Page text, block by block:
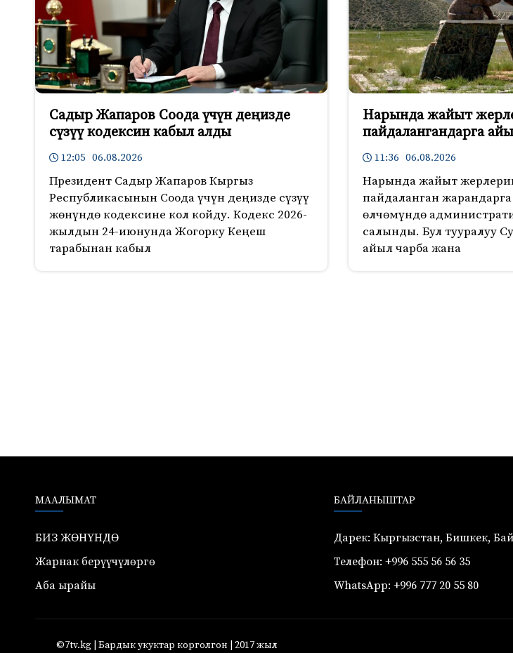
Садыр Жапаров Соода үчүн деңизде
сүзүү кодексин кабыл алды
12:05 06.08.2026
Президент Садыр Жапаров Кыргыз
Республикасынын Соода үчүн деңизде сүзүү
жөнүндө кодексине кол койду. Кодекс 2026-
жылдын 24-июнунда Жогорку Кеңеш
тарабынан кабыл
Нарында жайыт
пайдалангандарга
11:36 06.08.2026
Нарында жайыт
пайдаланган жарандарга
өлчөмүндө
салынды. Бул тууралуу
айыл чарба жана
МААЛЫМАТ
БИЗ ЖӨНҮНДӨ
Жарнак берүүчүлөргө
Аба ырайы
БАЙЛАНЫШТАР
Дарек: Кыргызстан, Бишкек,
Телефон: +996 555 56 56 35
WhatsApp: +996 777 20 55 80
©7tv.kg | Бардык укуктар корголгон | 2017 жыл